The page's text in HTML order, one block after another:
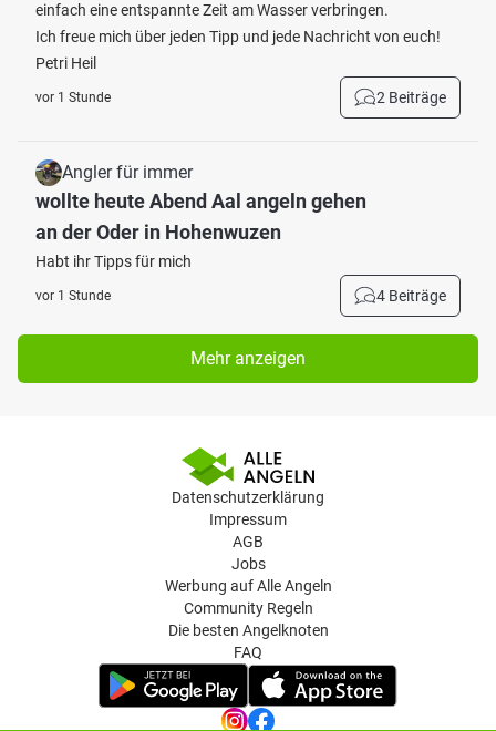
einfach eine entspannte Zeit am Wasser verbringen.
Ich freue mich über jeden Tipp und jede Nachricht von euch!
Petri Heil
vor 1 Stunde 2 Beiträge
Angler für immer
wollte heute Abend Aal angeln gehen
an der Oder in Hohenwuzen
Habt ihr Tipps für mich
vor 1 Stunde 4 Beiträge
Mehr anzeigen
Datenschutzerklärung
Impressum
AGB
Jobs
Werbung auf Alle Angeln
Community Regeln
Die besten Angelknoten
FAQ